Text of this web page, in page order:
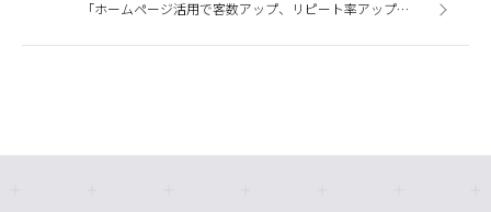
「ホームページ活用で客数アップ、リピート率アップ」セミナー開催